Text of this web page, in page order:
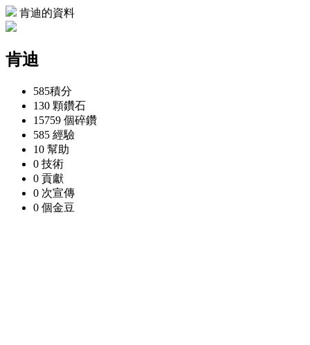
肯迪的資料
肯迪
585積分
130 顆鑽石
15759 個碎鑽
585 經驗
10 幫助
0 技術
0 貢獻
0 次宣傳
0 個金豆